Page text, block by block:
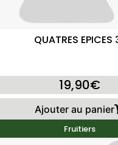
QUATRES EPICES
19,90€
Ajouter au panier
Fruitiers